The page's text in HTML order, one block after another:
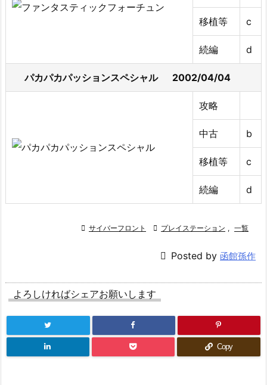
移植等 c
続編 d
パカパカパッションスペシャル 2002/04/04
攻略
中古 b
移植等 c
続編 d
 サイバーフロント  プレイステーション , 一覧
 Posted by 函館孫作
よろしければシェアお願いします
Copy